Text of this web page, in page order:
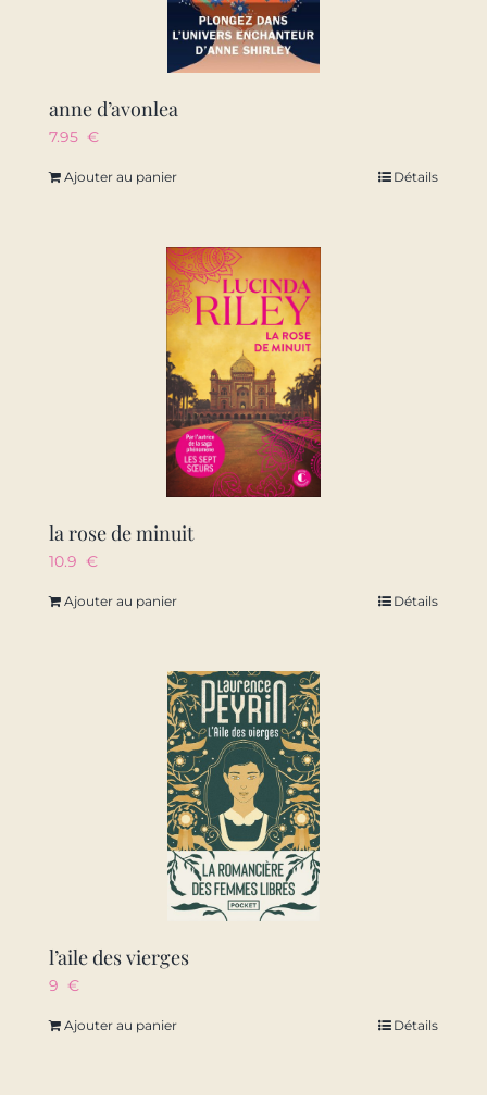
anne d’avonlea
7.95 €
Ajouter au panier Détails
la rose de minuit
10.9 €
Ajouter au panier Détails
l’aile des vierges
9 €
Ajouter au panier Détails